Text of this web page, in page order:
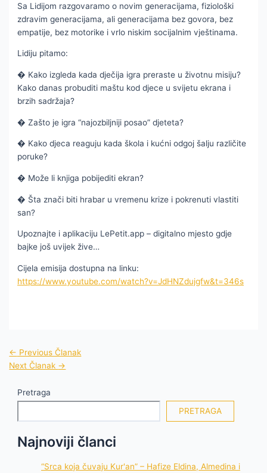
Sa Lidijom razgovaramo o novim generacijama, fiziološki
zdravim generacijama, ali generacijama bez govora, bez
empatije, bez motorike i vrlo niskim socijalnim vještinama.
Lidiju pitamo:
� Kako izgleda kada dječija igra preraste u životnu misiju?
Kako danas probuditi maštu kod djece u svijetu ekrana i
brzih sadržaja?
� Zašto je igra “najozbiljniji posao” djeteta?
� Kako djeca reaguju kada škola i kućni odgoj šalju različite
poruke?
� Može li knjiga pobijediti ekran?
� Šta znači biti hrabar u vremenu krize i pokrenuti vlastiti
san?
Upoznajte i aplikaciju LePetit.app – digitalno mjesto gdje
bajke još uvijek žive…
Cijela emisija dostupna na linku:
https://www.youtube.com/watch?v=JdHNZdujgfw&t=346s
← Previous Članak
Next Članak →
Pretraga
PRETRAGA
Najnoviji članci
“Srca koja čuvaju Kur'an” – Hafize Eldina, Almedina i